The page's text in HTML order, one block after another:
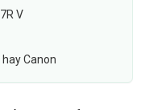
V
Canon